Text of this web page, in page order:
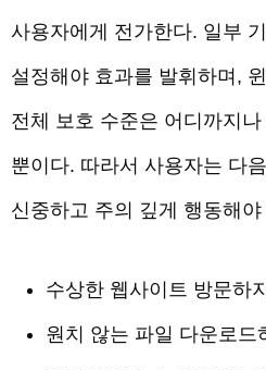
사용자에게 전가한다. 일부
설정해야 효과를 발휘하며,
전체 보호 수준은 어디까지
뿐이다. 따라서 사용자는 다
신중하고 주의 깊게 행동해야
수상한 웹사이트 방문하
원치 않는 파일 다운로드